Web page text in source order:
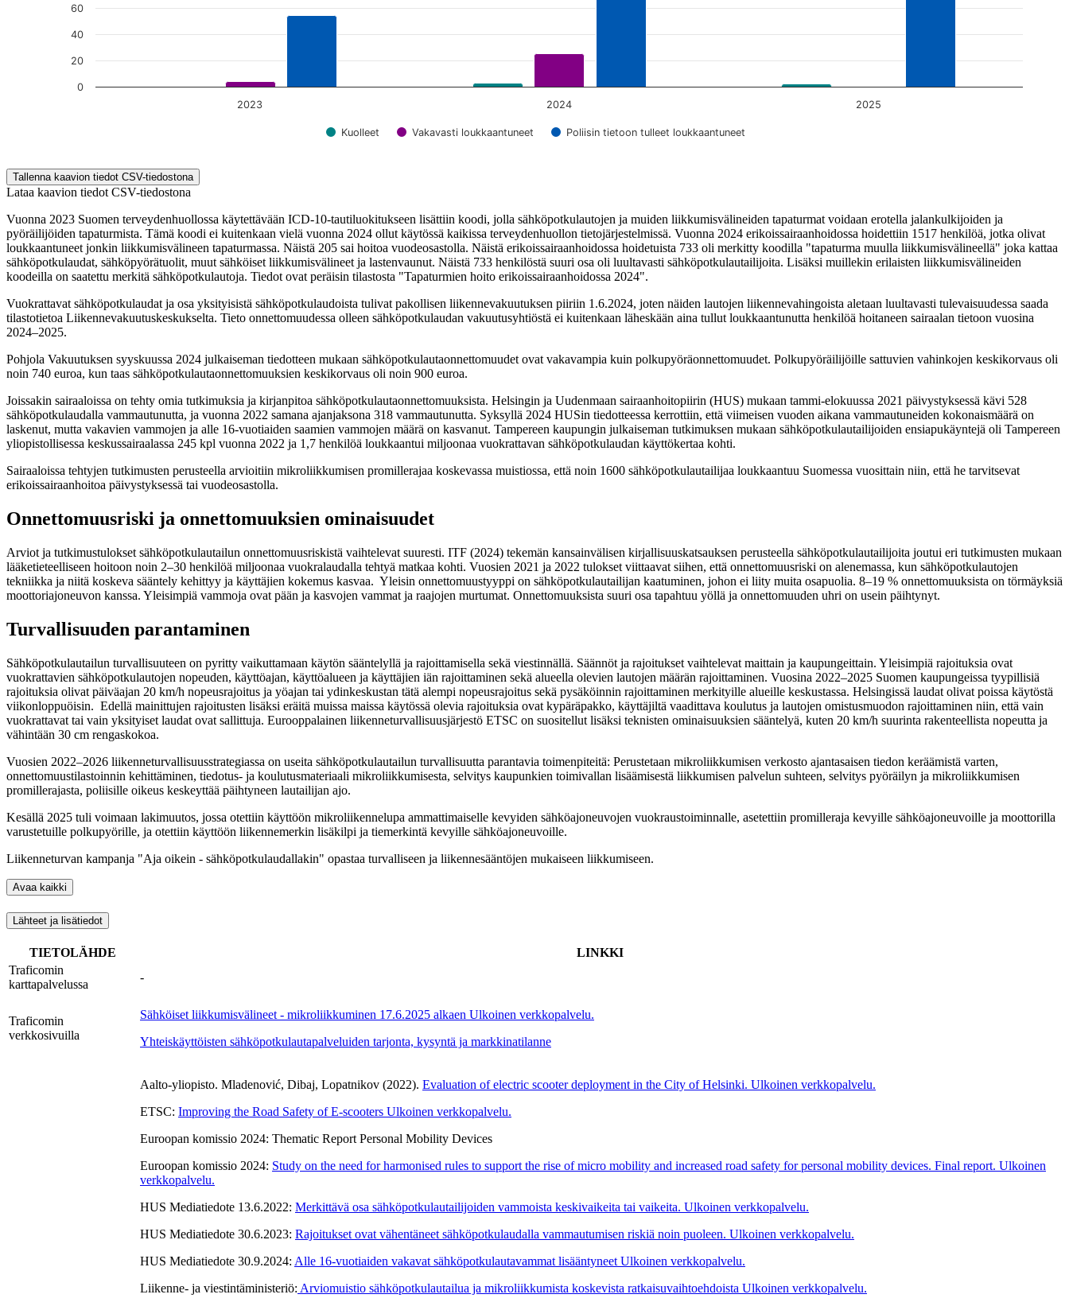
Kuolleet Vakavasti loukkaantuneet Poliisin tietoon tulleet loukkaantuneet
2023 2024 2025
0
20
40
60
Tallenna kaavion tiedot CSV-tiedostona
Lataa kaavion tiedot CSV-tiedostona
Vuonna 2023 Suomen terveydenhuollossa käytettävään ICD-10-tautiluokitukseen lisättiin koodi, jolla sähköpotkulautojen ja muiden liikkumisvälineiden tapaturmat voidaan erotella jalankulkijoiden ja
pyöräilijöiden tapaturmista. Tämä koodi ei kuitenkaan vielä vuonna 2024 ollut käytössä kaikissa terveydenhuollon tietojärjestelmissä. Vuonna 2024 erikoissairaanhoidossa hoidettiin 1517 henkilöä, jotka olivat
loukkaantuneet jonkin liikkumisvälineen tapaturmassa. Näistä 205 sai hoitoa vuodeosastolla. Näistä erikoissairaanhoidossa hoidetuista 733 oli merkitty koodilla "tapaturma muulla liikkumisvälineellä" joka kattaa
sähköpotkulaudat, sähköpyörätuolit, muut sähköiset liikkumisvälineet ja lastenvaunut. Näistä 733 henkilöstä suuri osa oli luultavasti sähköpotkulautailijoita. Lisäksi muillekin erilaisten liikkumisvälineiden
koodeilla on saatettu merkitä sähköpotkulautoja. Tiedot ovat peräisin tilastosta "Tapaturmien hoito erikoissairaanhoidossa 2024".
Vuokrattavat sähköpotkulaudat ja osa yksityisistä sähköpotkulaudoista tulivat pakollisen liikennevakuutuksen piiriin 1.6.2024, joten näiden lautojen liikennevahingoista aletaan luultavasti tulevaisuudessa saada
tilastotietoa Liikennevakuutuskeskukselta. Tieto onnettomuudessa olleen sähköpotkulaudan vakuutusyhtiöstä ei kuitenkaan läheskään aina tullut loukkaantunutta henkilöä hoitaneen sairaalan tietoon vuosina
2024–2025.
Pohjola Vakuutuksen syyskuussa 2024 julkaiseman tiedotteen mukaan sähköpotkulautaonnettomuudet ovat vakavampia kuin polkupyöräonnettomuudet. Polkupyöräilijöille sattuvien vahinkojen keskikorvaus oli
noin 740 euroa, kun taas sähköpotkulautaonnettomuuksien keskikorvaus oli noin 900 euroa.
Joissakin sairaaloissa on tehty omia tutkimuksia ja kirjanpitoa sähköpotkulautaonnettomuuksista. Helsingin ja Uudenmaan sairaanhoitopiirin (HUS) mukaan tammi-elokuussa 2021 päivystyksessä kävi 528
sähköpotkulaudalla vammautunutta, ja vuonna 2022 samana ajanjaksona 318 vammautunutta. Syksyllä 2024 HUSin tiedotteessa kerrottiin, että viimeisen vuoden aikana vammautuneiden kokonaismäärä on
laskenut, mutta vakavien vammojen ja alle 16-vuotiaiden saamien vammojen määrä on kasvanut. Tampereen kaupungin julkaiseman tutkimuksen mukaan sähköpotkulautailijoiden ensiapukäyntejä oli Tampereen
yliopistollisessa keskussairaalassa 245 kpl vuonna 2022 ja 1,7 henkilöä loukkaantui miljoonaa vuokrattavan sähköpotkulaudan käyttökertaa kohti.
Sairaaloissa tehtyjen tutkimusten perusteella arvioitiin mikroliikkumisen promillerajaa koskevassa muistiossa, että noin 1600 sähköpotkulautailijaa loukkaantuu Suomessa vuosittain niin, että he tarvitsevat
erikoissairaanhoitoa päivystyksessä tai vuodeosastolla.
Onnettomuusriski ja onnettomuuksien ominaisuudet
Arviot ja tutkimustulokset sähköpotkulautailun onnettomuusriskistä vaihtelevat suuresti. ITF (2024) tekemän kansainvälisen kirjallisuuskatsauksen perusteella sähköpotkulautailijoita joutui eri tutkimusten mukaan
lääketieteelliseen hoitoon noin 2–30 henkilöä miljoonaa vuokralaudalla tehtyä matkaa kohti. Vuosien 2021 ja 2022 tulokset viittaavat siihen, että onnettomuusriski on alenemassa, kun sähköpotkulautojen
tekniikka ja niitä koskeva sääntely kehittyy ja käyttäjien kokemus kasvaa. Yleisin onnettomuustyyppi on sähköpotkulautailijan kaatuminen, johon ei liity muita osapuolia. 8–19 % onnettomuuksista on törmäyksiä
moottoriajoneuvon kanssa. Yleisimpiä vammoja ovat pään ja kasvojen vammat ja raajojen murtumat. Onnettomuuksista suuri osa tapahtuu yöllä ja onnettomuuden uhri on usein päihtynyt.
Turvallisuuden parantaminen
Sähköpotkulautailun turvallisuuteen on pyritty vaikuttamaan käytön sääntelyllä ja rajoittamisella sekä viestinnällä. Säännöt ja rajoitukset vaihtelevat maittain ja kaupungeittain. Yleisimpiä rajoituksia ovat
vuokrattavien sähköpotkulautojen nopeuden, käyttöajan, käyttöalueen ja käyttäjien iän rajoittaminen sekä alueella olevien lautojen määrän rajoittaminen. Vuosina 2022–2025 Suomen kaupungeissa tyypillisiä
rajoituksia olivat päiväajan 20 km/h nopeusrajoitus ja yöajan tai ydinkeskustan tätä alempi nopeusrajoitus sekä pysäköinnin rajoittaminen merkityille alueille keskustassa. Helsingissä laudat olivat poissa käytöstä
viikonloppuöisin. Edellä mainittujen rajoitusten lisäksi eräitä muissa maissa käytössä olevia rajoituksia ovat kypäräpakko, käyttäjiltä vaadittava koulutus ja lautojen omistusmuodon rajoittaminen niin, että vain
vuokrattavat tai vain yksityiset laudat ovat sallittuja. Eurooppalainen liikenneturvallisuusjärjestö ETSC on suositellut lisäksi teknisten ominaisuuksien sääntelyä, kuten 20 km/h suurinta rakenteellista nopeutta ja
vähintään 30 cm rengaskokoa.
Vuosien 2022–2026 liikenneturvallisuusstrategiassa on useita sähköpotkulautailun turvallisuutta parantavia toimenpiteitä: Perustetaan mikroliikkumisen verkosto ajantasaisen tiedon keräämistä varten,
onnettomuustilastoinnin kehittäminen, tiedotus- ja koulutusmateriaali mikroliikkumisesta, selvitys kaupunkien toimivallan lisäämisestä liikkumisen palvelun suhteen, selvitys pyöräilyn ja mikroliikkumisen
promillerajasta, poliisille oikeus keskeyttää päihtyneen lautailijan ajo.
Kesällä 2025 tuli voimaan lakimuutos, jossa otettiin käyttöön mikroliikennelupa ammattimaiselle kevyiden sähköajoneuvojen vuokraustoiminnalle, asetettiin promilleraja kevyille sähköajoneuvoille ja moottorilla
varustetuille polkupyörille, ja otettiin käyttöön liikennemerkin lisäkilpi ja tiemerkintä kevyille sähköajoneuvoille.
Liikenneturvan kampanja "Aja oikein - sähköpotkulaudallakin" opastaa turvalliseen ja liikennesääntöjen mukaiseen liikkumiseen.
Avaa kaikki
Lähteet ja lisätiedot
TIETOLÄHDE
LINKKI
Traficomin
karttapalvelussa
-
Traficomin
verkkosivuilla
Sähköiset liikkumisvälineet - mikroliikkuminen 17.6.2025 alkaen Ulkoinen verkkopalvelu.
Yhteiskäyttöisten sähköpotkulautapalveluiden tarjonta, kysyntä ja markkinatilanne
Aalto-yliopisto. Mladenović, Dibaj, Lopatnikov (2022). Evaluation of electric scooter deployment in the City of Helsinki. Ulkoinen verkkopalvelu.
ETSC: Improving the Road Safety of E-scooters Ulkoinen verkkopalvelu.
Euroopan komissio 2024: Thematic Report Personal Mobility Devices
Euroopan komissio 2024: Study on the need for harmonised rules to support the rise of micro mobility and increased road safety for personal mobility devices. Final report. Ulkoinen
verkkopalvelu.
HUS Mediatiedote 13.6.2022: Merkittävä osa sähköpotkulautailijoiden vammoista keskivaikeita tai vaikeita. Ulkoinen verkkopalvelu.
HUS Mediatiedote 30.6.2023: Rajoitukset ovat vähentäneet sähköpotkulaudalla vammautumisen riskiä noin puoleen. Ulkoinen verkkopalvelu.
HUS Mediatiedote 30.9.2024: Alle 16-vuotiaiden vakavat sähköpotkulautavammat lisääntyneet Ulkoinen verkkopalvelu.
Liikenne- ja viestintäministeriö: Arviomuistio sähköpotkulautailua ja mikroliikkumista koskevista ratkaisuvaihtoehdoista Ulkoinen verkkopalvelu.